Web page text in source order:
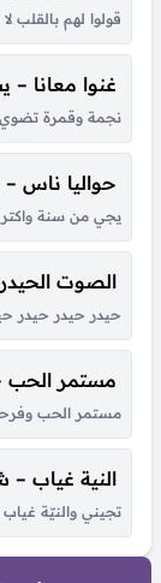
قولوا لهم
غنوا معانا
نجمة وقمرة تضوي
حواليا ناس
يجي من سنة
الصوت
حيدر حيدر حيدر
مستمر الحب
مستمر الحب
النية غياب
تجيني والنيّة